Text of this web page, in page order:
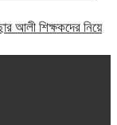
আলী শিক্ষকদের নিয়ে